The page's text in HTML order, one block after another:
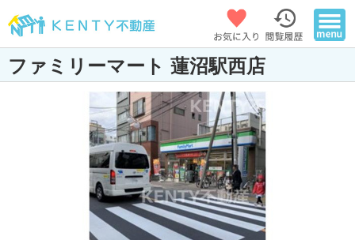
ファミリーマート 蓮沼駅西店